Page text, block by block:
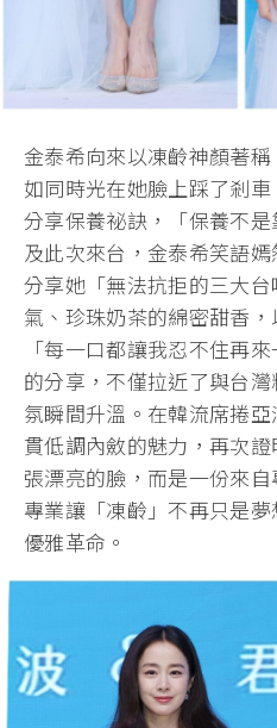
金泰希向來以凍齡神顏著
如同時光在她臉上踩了剎
分享保養祕訣，「保養不
及此次來台，金泰希笑語
分享她「無法抗拒的三大
氣、珍珠奶茶的綿密甜香
「每一口都讓我忍不住再
的分享，不僅拉近了與台
氛瞬間升溫。在韓流席捲
貫低調內斂的魅力，再次
張漂亮的臉，而是一份來
專業讓「凍齡」不再只是
優雅革命。